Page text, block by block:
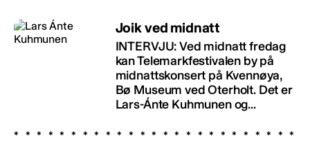
Joik ved midnatt
INTERVJU: Ved midnatt fredag
kan Telemarkfestivalen by på
midnattskonsert på Kvennøya,
Bø Museum ved Oterholt. Det er
Lars-Ánte Kuhmunen og...